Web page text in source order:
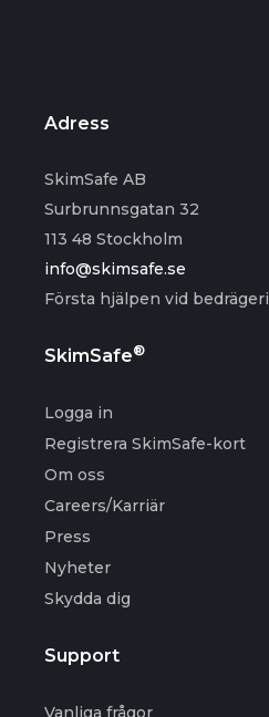
Adress
SkimSafe AB
Surbrunnsgatan 32
113 48 Stockholm
info@skimsafe.se
Första hjälpen vid bedrägeri
SkimSafe®
Logga in
Registrera SkimSafe-kort
Om oss
Careers/Karriär
Press
Nyheter
Skydda dig
Support
Vanliga frågor